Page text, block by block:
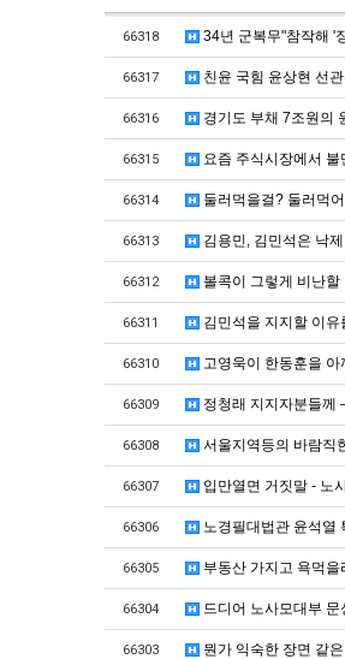
66318 34년 군복무"참작해 '
66317 친윤 국힘 윤상현 선
66316 경기도 부채 7조원의
66315 요즘 주식시장에서
66314 둘러먹을걸? 둘러먹
66313 김용민, 김민석은 낙
66312 볼콕이 그렇게 비난할
66311 김민석을 지지할 이
66310 고영욱이 한동훈을 아
66309 정청래 지지자분들께
66308 서울지역등의 바람직
66307 입만열면 거짓말 - 노
66306 노경필대법관 윤석열
66305 부동산 가지고 욕먹
66304 드디어 노사모대부 문
66303 뭔가 익숙한 장면 같은